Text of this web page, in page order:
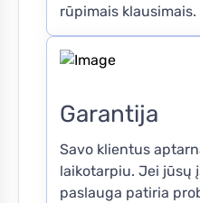
rūpimais klausimais.
Garantija
Savo klientus
laikotarpiu. Jei jūsų
paslauga patiria